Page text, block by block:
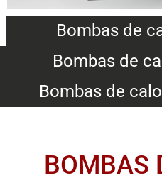
Bombas de
Bombas de
Bombas de
BOMBAS